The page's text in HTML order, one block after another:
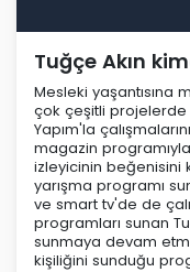
Tuğçe Akın
Mesleki yaşantısına
çok çeşitli projelerde
Yapım'la
magazin
izleyicinin beğenisini
yarışma programı
ve smart tv'de de
programları sunan
sunmaya devam
kişiliğini sunduğu